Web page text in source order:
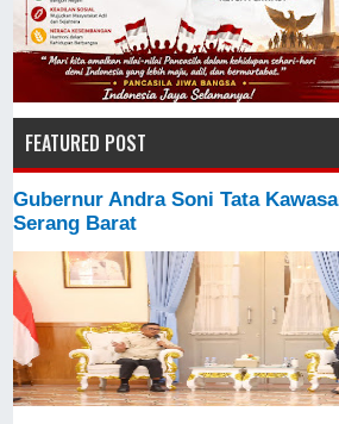
FEATURED POST
Gubernur Andra Soni Tata
Serang Barat